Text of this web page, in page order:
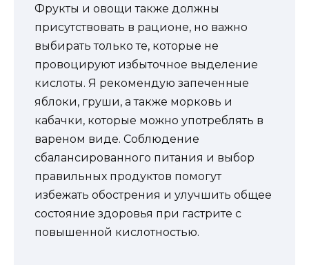
Фрукты и овощи также должны
присутствовать в рационе, но важно
выбирать только те, которые не
провоцируют избыточное выделение
кислоты. Я рекомендую запеченные
яблоки, груши, а также морковь и
кабачки, которые можно употреблять в
вареном виде. Соблюдение
сбалансированного питания и выбор
правильных продуктов помогут
избежать обострения и улучшить общее
состояние здоровья при гастрите с
повышенной кислотностью.